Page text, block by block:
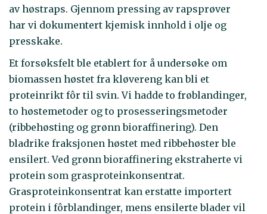
av høstraps. Gjennom pressing av rapsprøver
har vi dokumentert kjemisk innhold i olje og
presskake.
Et forsøksfelt ble etablert for å undersøke om
biomassen høstet fra kløvereng kan bli et
proteinrikt fôr til svin. Vi hadde to frøblandinger,
to høstemetoder og to prosesseringsmetoder
(ribbehøsting og grønn bioraffinering). Den
bladrike fraksjonen høstet med ribbehøster ble
ensilert. Ved grønn bioraffinering ekstraherte vi
protein som grasproteinkonsentrat.
Grasproteinkonsentrat kan erstatte importert
protein i fôrblandinger, mens ensilerte blader vil